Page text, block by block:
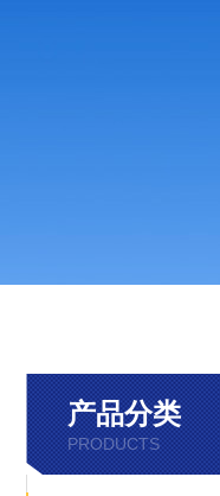
产品分类
PRODUCTS